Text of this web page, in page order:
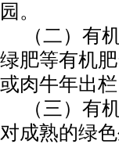
园。
（二）有
绿肥等有机
或肉牛年出
（三）有
对成熟的绿